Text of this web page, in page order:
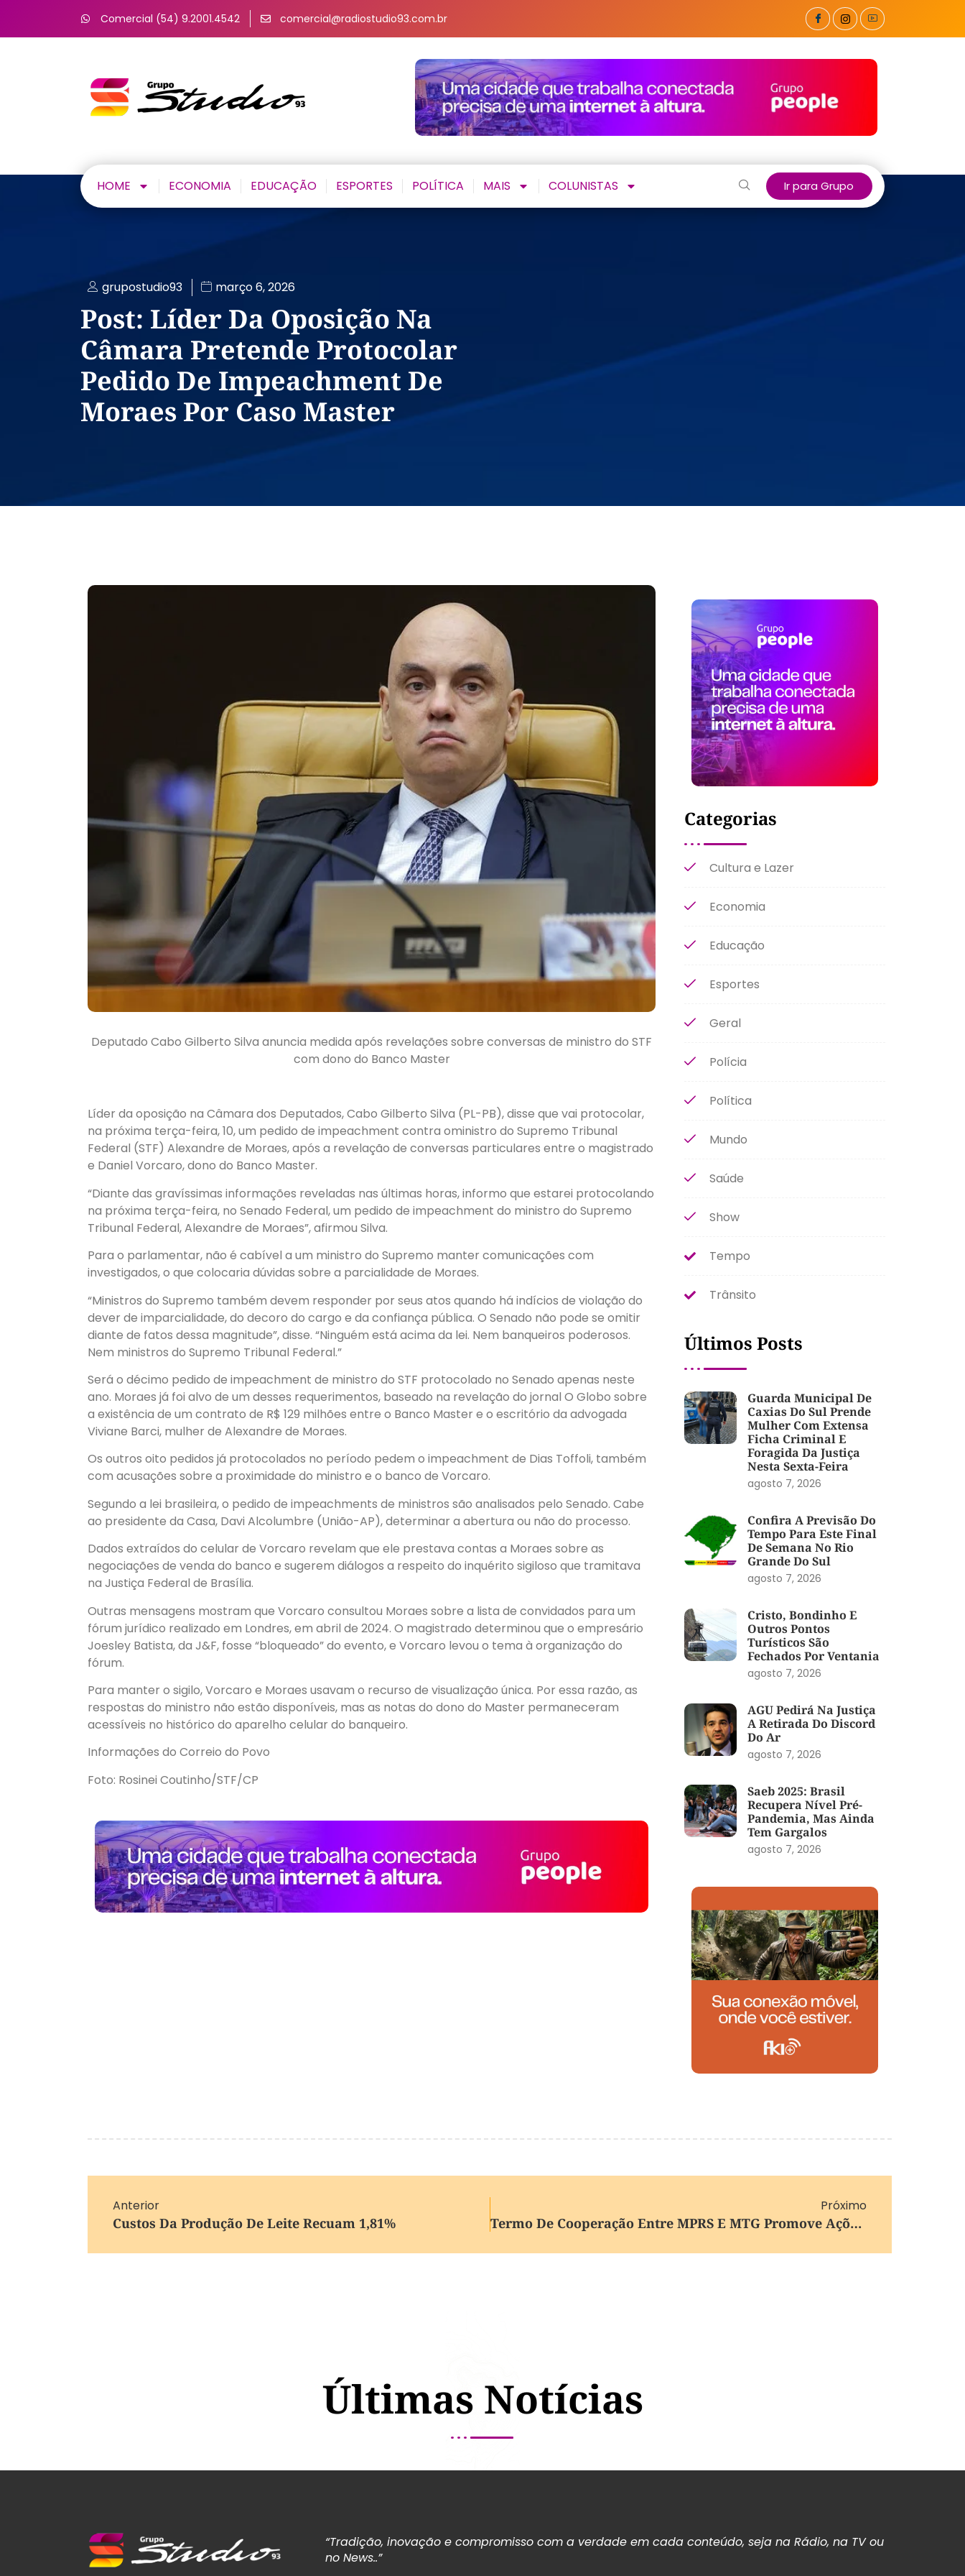
Comercial (54) 9.2001.4542 comercial@radiostudio93.com.br
HOME ECONOMIA EDUCAÇÃO ESPORTES POLÍTICA MAIS COLUNISTAS Ir para Grupo
grupostudio93 março 6, 2026
Post: Líder Da Oposição Na
Câmara Pretende Protocolar
Pedido De Impeachment De
Moraes Por Caso Master
Deputado Cabo Gilberto Silva anuncia medida após revelações sobre conversas de ministro do STF
com dono do Banco Master
Líder da oposição na Câmara dos Deputados, Cabo Gilberto Silva (PL-PB), disse que vai protocolar,
na próxima terça-feira, 10, um pedido de impeachment contra oministro do Supremo Tribunal
Federal (STF) Alexandre de Moraes, após a revelação de conversas particulares entre o magistrado
e Daniel Vorcaro, dono do Banco Master.
“Diante das gravíssimas informações reveladas nas últimas horas, informo que estarei protocolando
na próxima terça-feira, no Senado Federal, um pedido de impeachment do ministro do Supremo
Tribunal Federal, Alexandre de Moraes”, afirmou Silva.
Para o parlamentar, não é cabível a um ministro do Supremo manter comunicações com
investigados, o que colocaria dúvidas sobre a parcialidade de Moraes.
“Ministros do Supremo também devem responder por seus atos quando há indícios de violação do
dever de imparcialidade, do decoro do cargo e da confiança pública. O Senado não pode se omitir
diante de fatos dessa magnitude”, disse. “Ninguém está acima da lei. Nem banqueiros poderosos.
Nem ministros do Supremo Tribunal Federal.”
Será o décimo pedido de impeachment de ministro do STF protocolado no Senado apenas neste
ano. Moraes já foi alvo de um desses requerimentos, baseado na revelação do jornal O Globo sobre
a existência de um contrato de R$ 129 milhões entre o Banco Master e o escritório da advogada
Viviane Barci, mulher de Alexandre de Moraes.
Os outros oito pedidos já protocolados no período pedem o impeachment de Dias Toffoli, também
com acusações sobre a proximidade do ministro e o banco de Vorcaro.
Segundo a lei brasileira, o pedido de impeachments de ministros são analisados pelo Senado. Cabe
ao presidente da Casa, Davi Alcolumbre (União-AP), determinar a abertura ou não do processo.
Dados extraídos do celular de Vorcaro revelam que ele prestava contas a Moraes sobre as
negociações de venda do banco e sugerem diálogos a respeito do inquérito sigiloso que tramitava
na Justiça Federal de Brasília.
Outras mensagens mostram que Vorcaro consultou Moraes sobre a lista de convidados para um
fórum jurídico realizado em Londres, em abril de 2024. O magistrado determinou que o empresário
Joesley Batista, da J&F, fosse “bloqueado” do evento, e Vorcaro levou o tema à organização do
fórum.
Para manter o sigilo, Vorcaro e Moraes usavam o recurso de visualização única. Por essa razão, as
respostas do ministro não estão disponíveis, mas as notas do dono do Master permaneceram
acessíveis no histórico do aparelho celular do banqueiro.
Informações do Correio do Povo
Foto: Rosinei Coutinho/STF/CP
Categorias
Cultura e Lazer
Economia
Educação
Esportes
Geral
Polícia
Política
Mundo
Saúde
Show
Tempo
Trânsito
Últimos Posts
Guarda Municipal De
Caxias Do Sul Prende
Mulher Com Extensa
Ficha Criminal E
Foragida Da Justiça
Nesta Sexta-Feira
agosto 7, 2026
Confira A Previsão Do
Tempo Para Este Final
De Semana No Rio
Grande Do Sul
agosto 7, 2026
Cristo, Bondinho E
Outros Pontos
Turísticos São
Fechados Por Ventania
agosto 7, 2026
AGU Pedirá Na Justiça
A Retirada Do Discord
Do Ar
agosto 7, 2026
Saeb 2025: Brasil
Recupera Nível Pré-
Pandemia, Mas Ainda
Tem Gargalos
agosto 7, 2026
Anterior
Custos Da Produção De Leite Recuam 1,81%
Próximo
Termo De Cooperação Entre MPRS E MTG Promove Ações De Enfrentamento À Violência Contra A Mulher No RS
Últimas Notícias
“Tradição, inovação e compromisso com a verdade em cada conteúdo, seja na Rádio, na TV ou
no News..”